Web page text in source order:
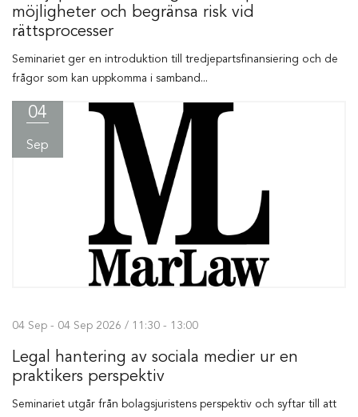
möjligheter och begränsa risk vid
rättsprocesser
Seminariet ger en introduktion till tredjepartsfinansiering och de
frågor som kan uppkomma i samband...
04
Sep
04 Sep - 04 Sep 2026 / 11:30 - 13:00
Legal hantering av sociala medier ur en
praktikers perspektiv
Seminariet utgår från bolagsjuristens perspektiv och syftar till att